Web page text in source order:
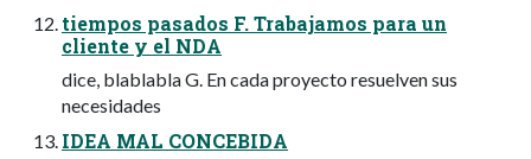
tiempos pasados F. Trabajamos para un
cliente y el NDA
dice, blablabla G. En cada proyecto resuelven sus
necesidades
IDEA MAL CONCEBIDA